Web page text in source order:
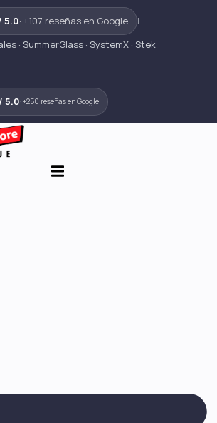
5.0· +107 reseñas en Google
|
· SummerGlass · SystemX · Stek
5.0· +250 reseñas en Google